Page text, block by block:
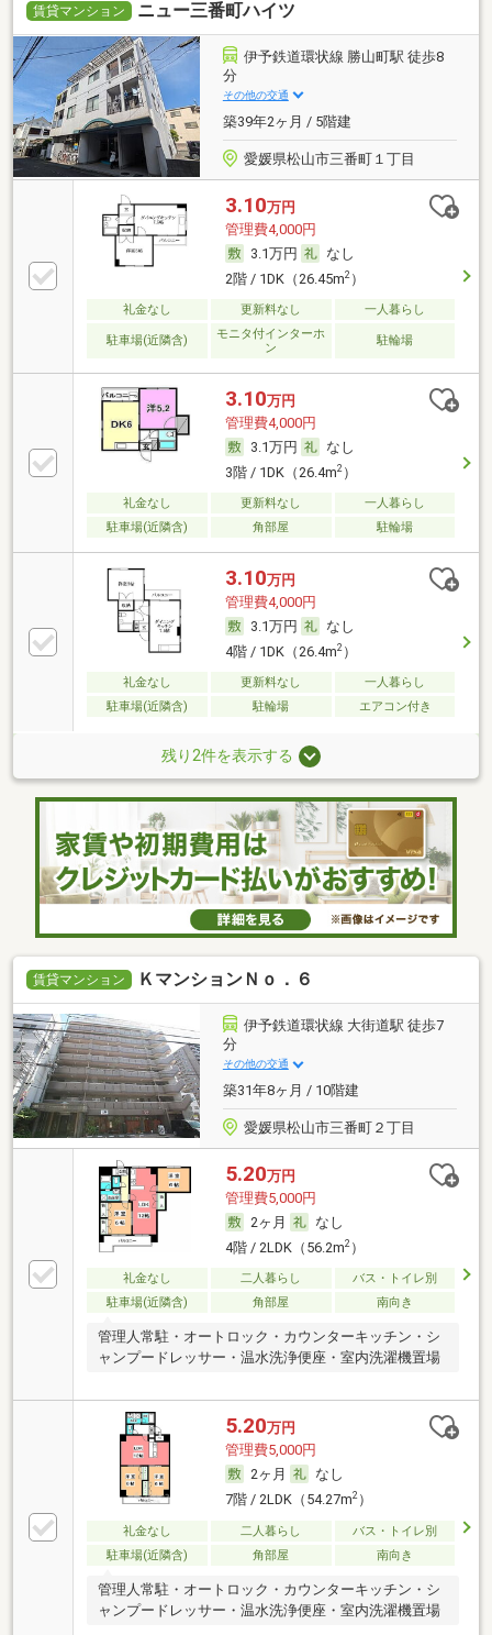
賃貸マンション ニュー三番町ハイツ
伊予鉄道環状線 勝山町駅 徒歩8
分
その他の交通
築39年2ヶ月 / 5階建
愛媛県松山市三番町１丁目
3.10万円
管理費4,000円
3.1万円
なし
2階 / 1DK（26.45m2）
礼金なし 更新料なし 一人暮らし
駐車場(近隣含)
モニタ付インターホ
ン
駐輪場
3.10万円
管理費4,000円
3.1万円
なし
3階 / 1DK（26.4m2）
礼金なし 更新料なし
一人暮らし
駐車場(近隣含)
角部屋 駐輪場
3.10万円
管理費4,000円
3.1万円
なし
4階 / 1DK（26.4m2）
礼金なし 更新料なし
一人暮らし
駐車場(近隣含)
駐輪場 エアコン付き
残り2件を表示する
賃貸マンション ＫマンションＮｏ．６
伊予鉄道環状線 大街道駅 徒歩7
分
その他の交通
築31年8ヶ月 / 10階建
愛媛県松山市三番町２丁目
5.20万円
管理費5,000円
2ヶ月
なし
4階 / 2LDK（56.2m2）
礼金なし 二人暮らし
バス・トイレ別
駐車場(近隣含)
角部屋 南向き
管理人常駐・オートロック・カウンターキッチン・シ
ャンプードレッサー・温水洗浄便座・室内洗濯機置場
5.20万円
管理費5,000円
2ヶ月
なし
7階 / 2LDK（54.27m2）
礼金なし 二人暮らし
バス・トイレ別
駐車場(近隣含)
角部屋 南向き
管理人常駐・オートロック・カウンターキッチン・シ
ャンプードレッサー・温水洗浄便座・室内洗濯機置場